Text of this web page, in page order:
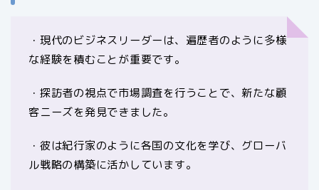
・現代のビジネスリーダーは、遍歴者のように多様
な経験を積むことが重要です。
・探訪者の視点で市場調査を行うことで、新たな顧
客ニーズを発見できました。
・彼は紀行家のように各国の文化を学び、グローバ
ル戦略の構築に活かしています。